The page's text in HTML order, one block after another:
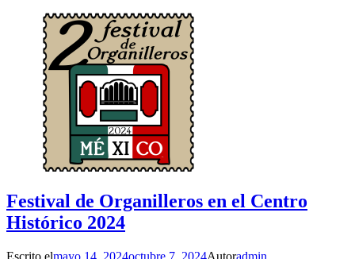
Festival de Organilleros en el Centro
Histórico 2024
Escrito elmayo 14, 2024octubre 7, 2024Autoradmin